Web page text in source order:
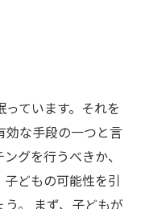
ています。それを
効な手段の一つと言
グを行うべきか、
どもの可能性を引
。 まず、子どもが